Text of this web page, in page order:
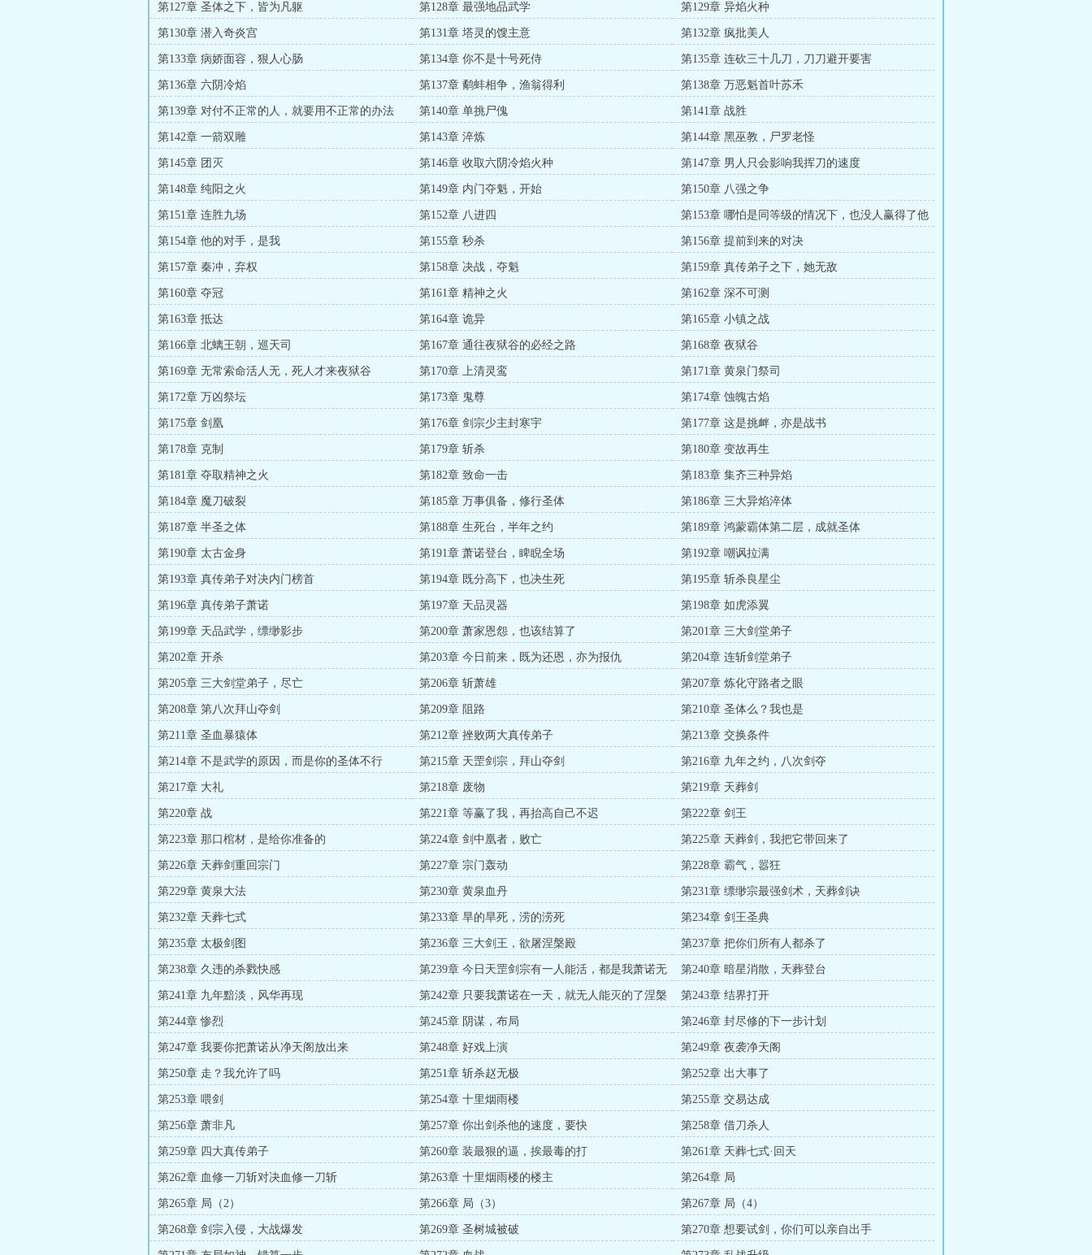
第127章 圣体之下，皆为凡躯 第128章 最强地品武学 第129章 异焰火种
第130章 潜入奇炎宫 第131章 塔灵的馊主意 第132章 疯批美人
第133章 病娇面容，狠人心肠 第134章 你不是十号死侍 第135章 连砍三十几刀，刀刀避开要害
第136章 六阴冷焰 第137章 鹬蚌相争，渔翁得利 第138章 万恶魁首叶苏禾
第139章 对付不正常的人，就要用不正常的办法 第140章 单挑尸傀 第141章 战胜
第142章 一箭双雕 第143章 淬炼 第144章 黑巫教，尸罗老怪
第145章 团灭 第146章 收取六阴冷焰火种 第147章 男人只会影响我挥刀的速度
第148章 纯阳之火 第149章 内门夺魁，开始 第150章 八强之争
第151章 连胜九场 第152章 八进四 第153章 哪怕是同等级的情况下，也没人赢得了他
第154章 他的对手，是我 第155章 秒杀 第156章 提前到来的对决
第157章 秦冲，弃权 第158章 决战，夺魁 第159章 真传弟子之下，她无敌
第160章 夺冠 第161章 精神之火 第162章 深不可测
第163章 抵达 第164章 诡异 第165章 小镇之战
第166章 北螭王朝，巡天司 第167章 通往夜狱谷的必经之路 第168章 夜狱谷
第169章 无常索命活人无，死人才来夜狱谷 第170章 上清灵鸾 第171章 黄泉门祭司
第172章 万凶祭坛 第173章 鬼尊 第174章 蚀魄古焰
第175章 剑凰 第176章 剑宗少主封寒宇 第177章 这是挑衅，亦是战书
第178章 克制 第179章 斩杀 第180章 变故再生
第181章 夺取精神之火 第182章 致命一击 第183章 集齐三种异焰
第184章 魔刀破裂 第185章 万事俱备，修行圣体 第186章 三大异焰淬体
第187章 半圣之体 第188章 生死台，半年之约 第189章 鸿蒙霸体第二层，成就圣体
第190章 太古金身 第191章 萧诺登台，睥睨全场 第192章 嘲讽拉满
第193章 真传弟子对决内门榜首 第194章 既分高下，也决生死 第195章 斩杀良星尘
第196章 真传弟子萧诺 第197章 天品灵器 第198章 如虎添翼
第199章 天品武学，缥缈影步 第200章 萧家恩怨，也该结算了 第201章 三大剑堂弟子
第202章 开杀 第203章 今日前来，既为还恩，亦为报仇 第204章 连斩剑堂弟子
第205章 三大剑堂弟子，尽亡 第206章 斩萧雄 第207章 炼化守路者之眼
第208章 第八次拜山夺剑 第209章 阻路 第210章 圣体么？我也是
第211章 圣血暴猿体 第212章 挫败两大真传弟子 第213章 交换条件
第214章 不是武学的原因，而是你的圣体不行 第215章 天罡剑宗，拜山夺剑 第216章 九年之约，八次剑夺
第217章 大礼 第218章 废物 第219章 天葬剑
第220章 战 第221章 等赢了我，再抬高自己不迟 第222章 剑王
第223章 那口棺材，是给你准备的 第224章 剑中凰者，败亡 第225章 天葬剑，我把它带回来了
第226章 天葬剑重回宗门 第227章 宗门轰动 第228章 霸气，嚣狂
第229章 黄泉大法 第230章 黄泉血丹 第231章 缥缈宗最强剑术，天葬剑诀
第232章 天葬七式 第233章 旱的旱死，涝的涝死 第234章 剑王圣典
第235章 太极剑图 第236章 三大剑王，欲屠涅槃殿 第237章 把你们所有人都杀了
第238章 久违的杀戮快感
第239章 今日天罡剑宗有一人能活，都是我萧诺无
能
第240章 暗星消散，天葬登台
第241章 九年黯淡，风华再现
第242章 只要我萧诺在一天，就无人能灭的了涅槃
殿
第243章 结界打开
第244章 惨烈 第245章 阴谋，布局 第246章 封尽修的下一步计划
第247章 我要你把萧诺从净天阁放出来 第248章 好戏上演 第249章 夜袭净天阁
第250章 走？我允许了吗 第251章 斩杀赵无极 第252章 出大事了
第253章 喂剑 第254章 十里烟雨楼 第255章 交易达成
第256章 萧非凡 第257章 你出剑杀他的速度，要快 第258章 借刀杀人
第259章 四大真传弟子 第260章 装最狠的逼，挨最毒的打 第261章 天葬七式·回天
第262章 血修一刀斩对决血修一刀斩 第263章 十里烟雨楼的楼主 第264章 局
第265章 局（2） 第266章 局（3） 第267章 局（4）
第268章 剑宗入侵，大战爆发 第269章 圣树城被破 第270章 想要试剑，你们可以亲自出手